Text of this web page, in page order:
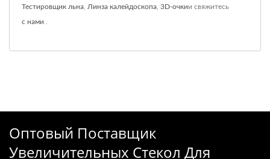
Тестировщик льна Линза калейдоскопа 3D-очкии свяжитесь
с нами
Оптовый Поставщик
Увеличительных Стекол Для